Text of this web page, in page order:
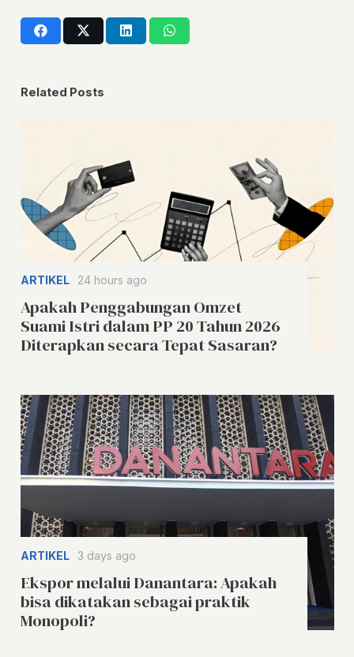
Related Posts
ARTIKEL 24 hours ago
Apakah Penggabungan Omzet
Suami Istri dalam PP 20 Tahun 2026
Diterapkan secara Tepat Sasaran?
ARTIKEL 3 days ago
Ekspor melalui Danantara: Apakah
bisa dikatakan sebagai praktik
Monopoli?